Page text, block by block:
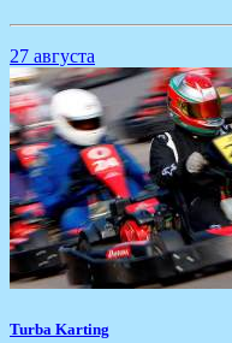
27 августа
Turba Karting